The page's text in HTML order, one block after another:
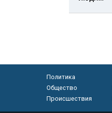
Политика
Общество
Происшествия